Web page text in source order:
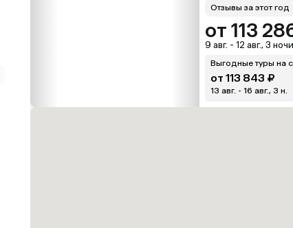
Отзывы за этот год
от 113
9 авг. - 12 авг., 3 ночи
Выгодные туры на
от 113 843 ₽
13 авг. - 16 авг., 3 н.